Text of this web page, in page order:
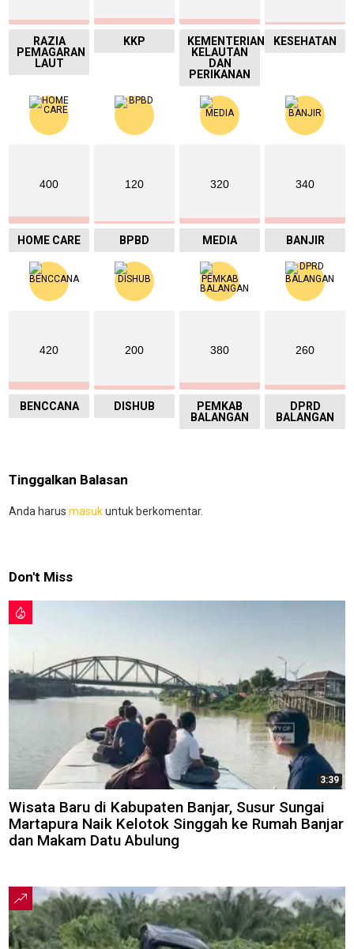
RAZIA
PEMAGARAN
LAUT
KKP
KEMENTERIAN
KELAUTAN
DAN
PERIKANAN
KESEHATAN
400
HOME CARE
120
BPBD
320
MEDIA
340
BANJIR
420
BENCCANA
200
DISHUB
380
PEMKAB
BALANGAN
260
DPRD
BALANGAN
Tinggalkan Balasan
Anda harus masukuntuk berkomentar.
Don't Miss
3:39
Wisata Baru di Kabupaten Banjar, Susur Sungai
Martapura Naik Kelotok Singgah ke Rumah Banjar
dan Makam Datu Abulung